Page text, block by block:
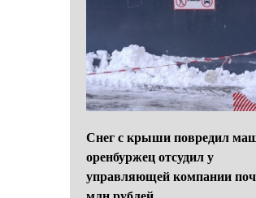
Снег с крыши повредил
оренбуржец отсудил у
управляющей компании